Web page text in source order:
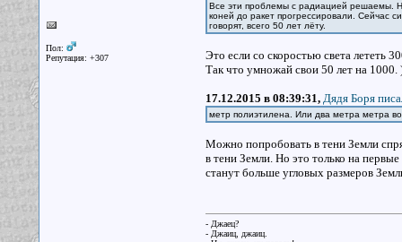
Пол:
Репутация: +307
Все эти проблемы с радиацией решаемы.
коней до ракет прогрессировали. Сейчас
говорят, всего 50 лет лёту.
Это если со скоростью света лететь
Так что умножай свои 50 лет на 1000.
17.12.2015 в 08:39:31, Дядя Боря
метр полиэтилена. Или два метра метра
Можно попробовать в тени Земли
в тени Земли. Но это только на
станут больше угловых размеров
- Джаец?
- Джаиц, джаиц.